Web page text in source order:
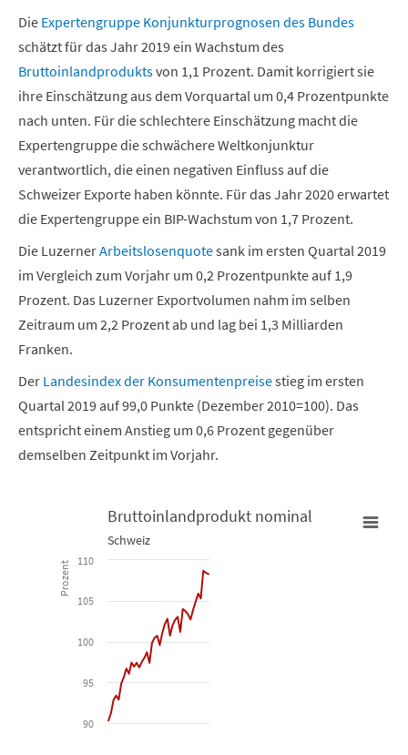
Die Expertengruppe Konjunkturprognosen des Bundes
schätzt für das Jahr 2019 ein Wachstum des
Bruttoinlandproduktsvon 1,1 Prozent. Damit korrigiert sie
ihre Einschätzung aus dem Vorquartal um 0,4 Prozentpunkte
nach unten. Für die schlechtere Einschätzung macht die
Expertengruppe die schwächere Weltkonjunktur
verantwortlich, die einen negativen Einfluss auf die
Schweizer Exporte haben könnte. Für das Jahr 2020 erwartet
die Expertengruppe ein BIP-Wachstum von 1,7 Prozent.
Die LuzernerArbeitslosenquotesank im ersten Quartal 2019
im Vergleich zum Vorjahr um 0,2 Prozentpunkte auf 1,9
Prozent. Das Luzerner Exportvolumen nahm im selben
Zeitraum um 2,2 Prozent ab und lag bei 1,3 Milliarden
Franken.
Der Landesindex der Konsumentenpreisestieg im ersten
Quartal 2019 auf 99,0 Punkte (Dezember 2010=100). Das
entspricht einem Anstieg um 0,6 Prozent gegenüber
demselben Zeitpunkt im Vorjahr.
Line chart with 40 data points.
View as data table, Bruttoinlandprodukt nominal
The chart has 1 X axis displaying Time. Data ranges from 2009-
The chart has 1 Y axis displaying Prozent. Data ranges from
Prozent
Bruttoinlandprodukt nominal
Schweiz
90
95
100
105
110